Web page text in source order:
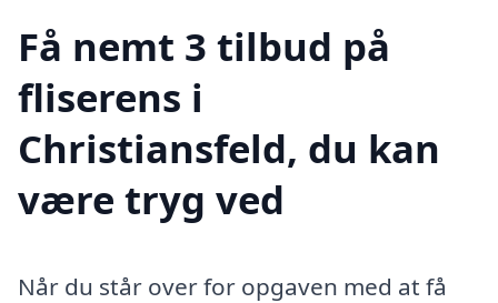
Få nemt 3 tilbud på
fliserens i
Christiansfeld, du kan
være tryg ved
Når du står over for opgaven med at få